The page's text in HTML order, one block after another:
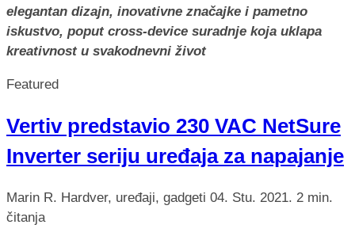
elegantan dizajn, inovativne značajke i pametno
iskustvo, poput cross-device suradnje koja uklapa
kreativnost u svakodnevni život
Featured
Vertiv predstavio 230 VAC NetSure
Inverter seriju uređaja za napajanje
Marin R. Hardver, uređaji, gadgeti 04. Stu. 2021. 2 min.
čitanja